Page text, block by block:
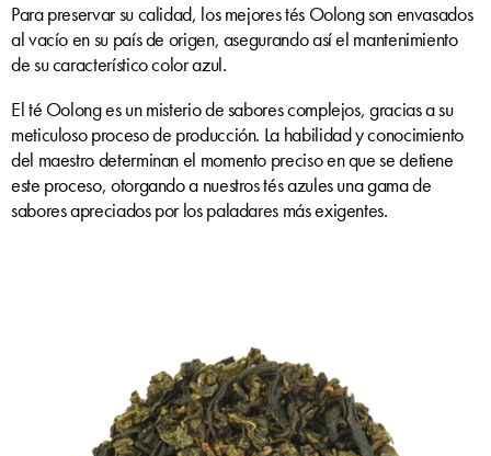
Para preservar su calidad, los mejores tés Oolong son envasados
al vacío en su país de origen, asegurando así el mantenimiento
de su característico color azul.
El té Oolong es un misterio de sabores complejos, gracias a su
meticuloso proceso de producción. La habilidad y conocimiento
del maestro determinan el momento preciso en que se detiene
este proceso, otorgando a nuestros tés azules una gama de
sabores apreciados por los paladares más exigentes.